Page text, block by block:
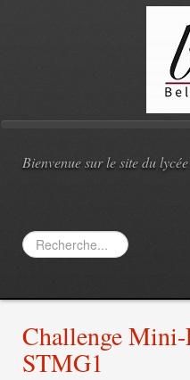
Bienvenue sur le site du
Rechercher
Challenge
STMG1